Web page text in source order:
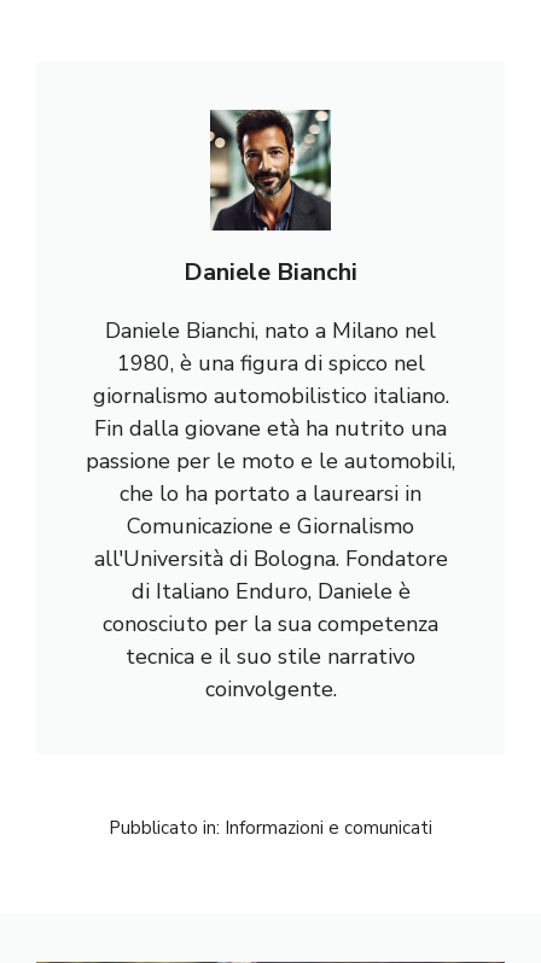
Daniele Bianchi
Daniele Bianchi, nato a Milano nel
1980, è una figura di spicco nel
giornalismo automobilistico italiano.
Fin dalla giovane età ha nutrito una
passione per le moto e le automobili,
che lo ha portato a laurearsi in
Comunicazione e Giornalismo
all'Università di Bologna. Fondatore
di Italiano Enduro, Daniele è
conosciuto per la sua competenza
tecnica e il suo stile narrativo
coinvolgente.
Pubblicato in: Informazioni e comunicati